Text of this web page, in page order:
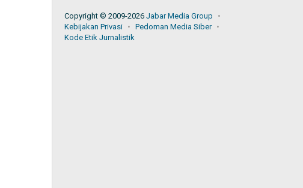
Copyright © 2009-2026Jabar Media Group
Kebijakan Privasi
Pedoman Media Siber
Kode Etik Jurnalistik